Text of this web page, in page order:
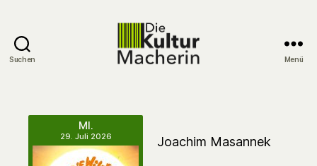
Suchen Menü
MI.
29. Juli 2026 Joachim Masannek